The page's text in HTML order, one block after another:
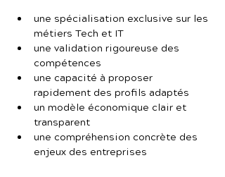
une spécialisation exclusive sur les
métiers Tech et IT
une validation rigoureuse des
compétences
une capacité à proposer
rapidement des profils adaptés
un modèle économique clair et
transparent
une compréhension concrète des
enjeux des entreprises